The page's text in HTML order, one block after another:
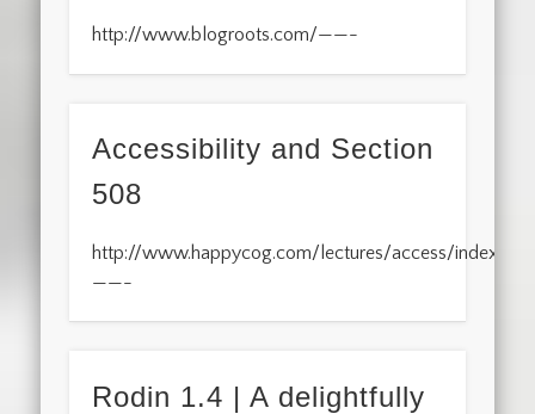
http://www.blogroots.com/——-
Accessibility and Section
508
http://www.happycog.com/lectures/access/
——-
Rodin 1.4 | A delightfully